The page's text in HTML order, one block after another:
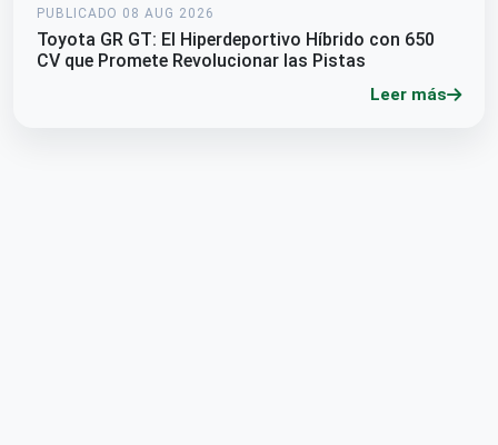
PUBLICADO 08 AUG 2026
Toyota GR GT: El Hiperdeportivo Híbrido con 650
CV que Promete Revolucionar las Pistas
Leer más